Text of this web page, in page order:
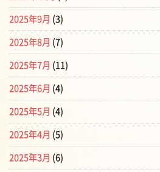
2025年9月 (3)
2025年8月 (7)
2025年7月 (11)
2025年6月 (4)
2025年5月 (4)
2025年4月 (5)
2025年3月 (6)